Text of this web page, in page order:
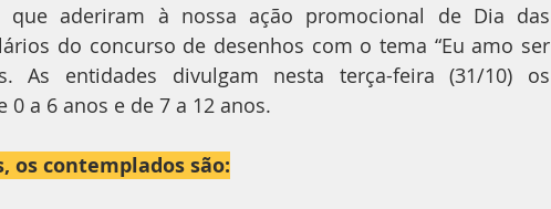
que aderiram à nossa ação promocional de Dia das
do concurso de desenhos com o tema “Eu amo ser
As entidades divulgam nesta terça-feira (31/10) os
a 6 anos e de 7 a 12 anos.
os contemplados são: